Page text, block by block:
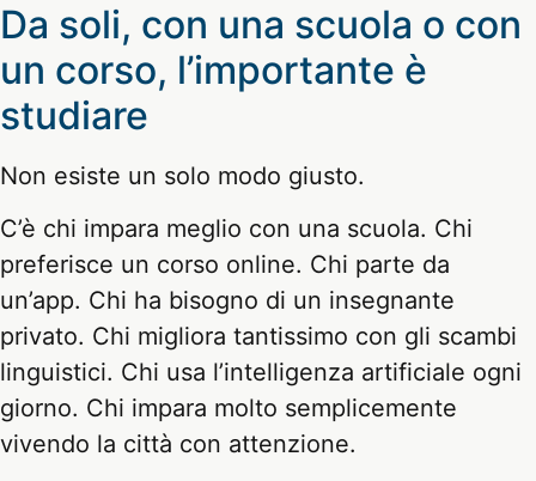
Da soli, con una scuola o con
un corso, l’importante è
studiare
Non esiste un solo modo giusto.
C’è chi impara meglio con una scuola. Chi
preferisce un corso online. Chi parte da
un’app. Chi ha bisogno di un insegnante
privato. Chi migliora tantissimo con gli scambi
linguistici. Chi usa l’intelligenza artificiale ogni
giorno. Chi impara molto semplicemente
vivendo la città con attenzione.